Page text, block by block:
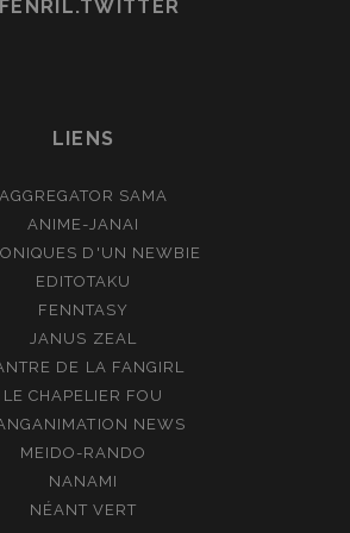
LIENS
AGGREGATOR SAMA
ANIME-JANAI
D'UN NEWBIE
EDITOTAKU
FENNTASY
JANUS ZEAL
DE LA FANGIRL
LE CHAPELIER FOU
NEWS
MEIDO-RANDO
NANAMI
NÉANT VERT